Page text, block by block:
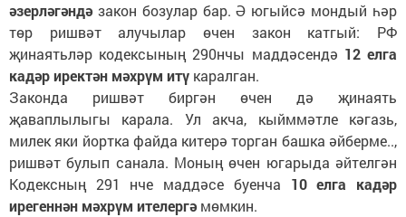
әзерләгәндәзакон бозулар бар. Ә югыйсә мондый һәр
төр ришвәт алучылар өчен закон катгый: РФ
җинаятьләр кодексының 290нчы маддәсендә 12 елга
кадәр иректән мәхрүм итү каралган.
Законда ришвәт биргән өчен дә җинаять
җаваплылыгы карала. Ул акча, кыйммәтле кәгазь,
милек яки йортка файда китерә торган башка әйберме..,
ришвәт булып санала. Моның өчен югарыда әйтелгән
Кодексның 291 нче маддәсе буенча 10 елга кадәр
ирегеннән мәхрүм ителергәмөмкин.